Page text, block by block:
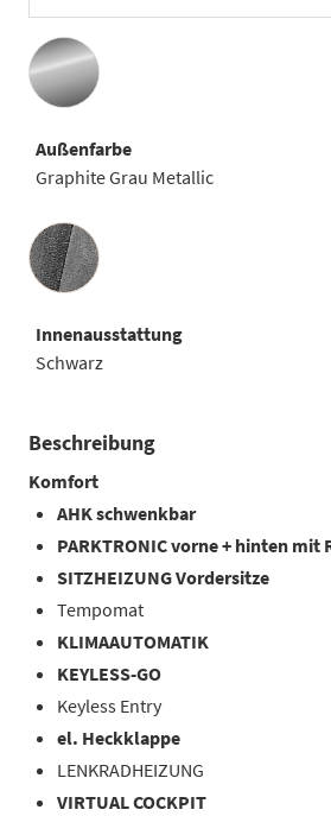
Außenfarbe
Graphite Grau Metallic
Innenausstattung
Innenausstattung
Schwarz
Beschreibung
Komfort
AHK schwenkbar
PARKTRONIC vorne + hinten mit
SITZHEIZUNG Vordersitze
Tempomat
KLIMAAUTOMATIK
KEYLESS-GO
Keyless Entry
el. Heckklappe
LENKRADHEIZUNG
VIRTUAL COCKPIT